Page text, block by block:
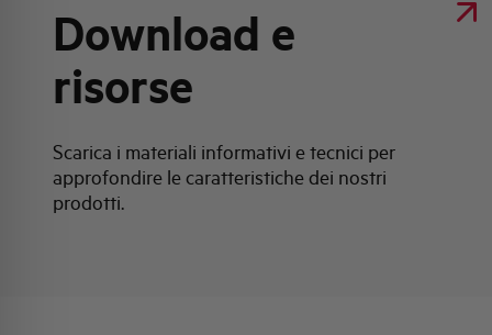
Download e
risorse
Scarica i materiali informativi e tecnici per
approfondire le caratteristiche dei nostri
prodotti.